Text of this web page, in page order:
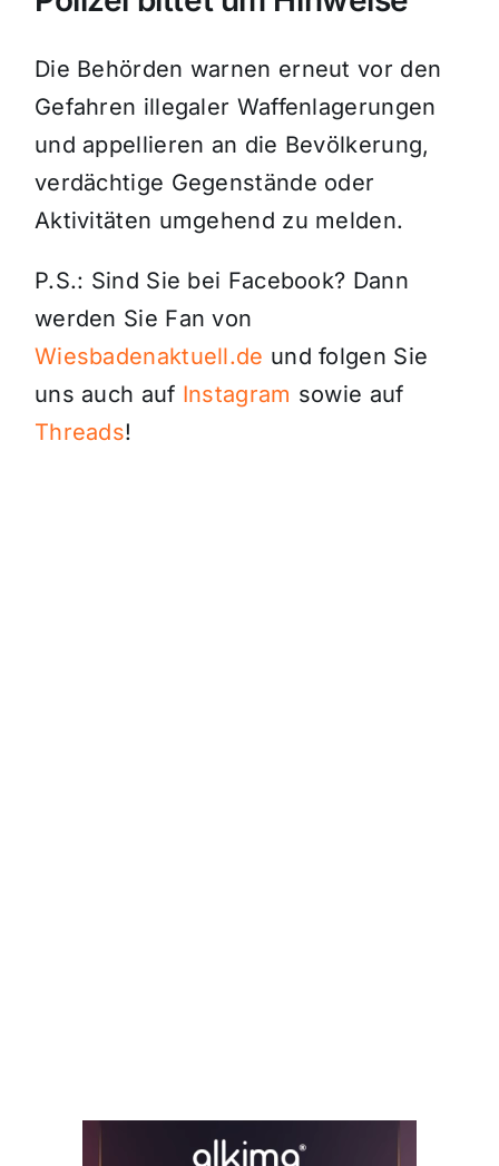
Die Behörden warnen erneut vor den
Gefahren illegaler Waffenlagerungen
und appellieren an die Bevölkerung,
verdächtige Gegenstände oder
Aktivitäten umgehend zu melden.
P.S.: Sind Sie bei Facebook? Dann
werden Sie Fan von
Wiesbadenaktuell.de und folgen Sie
uns auch auf Instagram sowie auf
Threads!